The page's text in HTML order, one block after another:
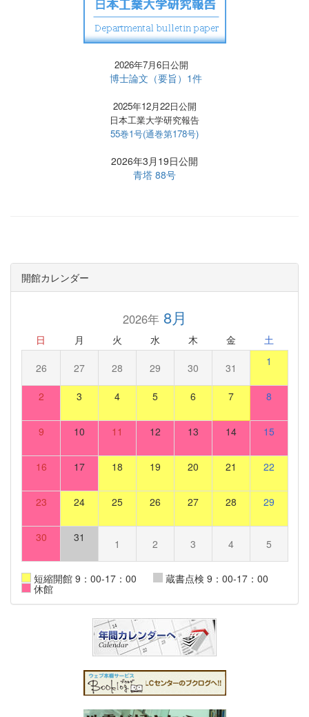
2026年7月6日公開
博士論文（要旨）1件
2025年12月22日公開
日本工業大学研究報告
55巻1号(通巻第178号)
2026年3月19日公開
青塔 88号
開館カレンダー
2026年8月
日 月 火 水 木 金 土
26 27 28 29 30 31 1
2 3 4 5 6 7 8
9 10 11 12 13 14 15
16 17 18 19 20 21 22
23 24 25 26 27 28 29
30 31 1 2 3 4 5
短縮開館 9：00-17：00 蔵書点検 9：00-17：00
休館